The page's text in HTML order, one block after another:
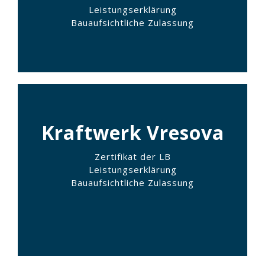
Leistungserklärung
Bauaufsichtliche Zulassung
Kraftwerk Vresova
Zertifikat der LB
Leistungserklärung
Bauaufsichtliche Zulassung